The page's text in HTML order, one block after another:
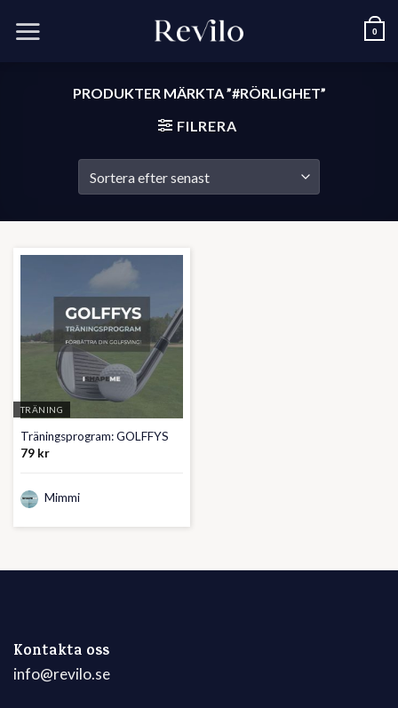
0
PRODUKTER MÄRKTA ”#RÖRLIGHET”
FILRERA
TRÄNING
Träningsprogram: GOLFFYS
79 kr
Mimmi
Kontakta oss
info@revilo.se